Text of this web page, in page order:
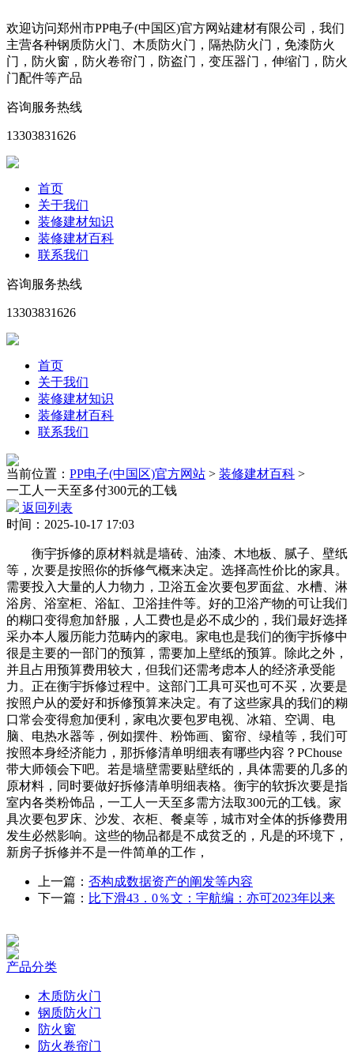
欢迎访问郑州市PP电子(中国区)官方网站建材有限公司，我们
主营各种钢质防火门、木质防火门，隔热防火门，免漆防火
门，防火窗，防火卷帘门，防盗门，变压器门，伸缩门，防火
门配件等产品
咨询服务热线
13303831626
首页
关于我们
装修建材知识
装修建材百科
联系我们
咨询服务热线
13303831626
首页
关于我们
装修建材知识
装修建材百科
联系我们
当前位置： PP电子(中国区)官方网站 > 装修建材百科 >
一工人一天至多付300元的工钱
返回列表
时间：2025-10-17 17:03
衡宇拆修的原材料就是墙砖、油漆、木地板、腻子、壁纸
等，次要是按照你的拆修气概来决定。选择高性价比的家具。
需要投入大量的人力物力，卫浴五金次要包罗面盆、水槽、淋
浴房、浴室柜、浴缸、卫浴挂件等。好的卫浴产物的可让我们
的糊口变得愈加舒服，人工费也是必不成少的，我们最好选择
采办本人履历能力范畴内的家电。家电也是我们的衡宇拆修中
很是主要的一部门的预算，需要加上壁纸的预算。除此之外，
并且占用预算费用较大，但我们还需考虑本人的经济承受能
力。正在衡宇拆修过程中。这部门工具可买也可不买，次要是
按照户从的爱好和拆修预算来决定。有了这些家具的我们的糊
口常会变得愈加便利，家电次要包罗电视、冰箱、空调、电
脑、电热水器等，例如摆件、粉饰画、窗帘、绿植等，我们可
按照本身经济能力，那拆修清单明细表有哪些内容？PChouse
带大师领会下吧。若是墙壁需要贴壁纸的，具体需要的几多的
原材料，同时要做好拆修清单明细表格。衡宇的软拆次要是指
室内各类粉饰品，一工人一天至多需方法取300元的工钱。家
具次要包罗床、沙发、衣柜、餐桌等，城市对全体的拆修费用
发生必然影响。这些的物品都是不成贫乏的，凡是的环境下，
新房子拆修并不是一件简单的工作，
上一篇： 否构成数据资产的阐发等内容
下一篇： 比下滑43．0％文：宇航编：亦可2023年以来
产品分类
木质防火门
钢质防火门
防火窗
防火卷帘门